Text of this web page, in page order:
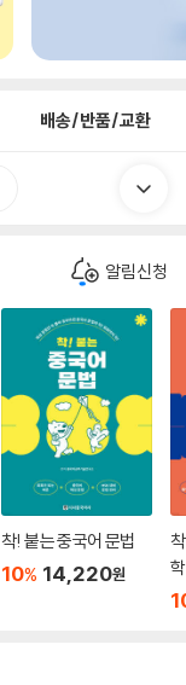
배송/반품/교환
알림신청
착! 붙는 중국어 문법
10% 14,220원